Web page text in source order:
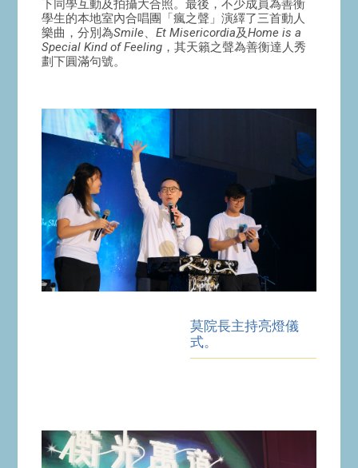
下同學互動及拍攝大合照。最後，不少成員為善衡
學生的本地室內合唱團「瘋之聲」演繹了三首動人
樂曲，分別為Smile、Et Misericordia及Home is a
Special Kind of Feeling ，其天籟之聲為善衡達人秀
劃下圓滿句號。
莫院長主持亮燈儀
式。